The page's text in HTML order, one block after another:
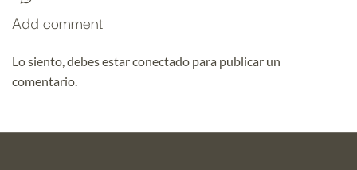
Add comment
Lo siento, debes estarconectado para publicar un
comentario.